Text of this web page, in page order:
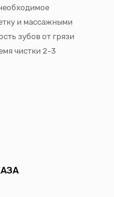
и массажными
зубов от грязи
чистки 2-3